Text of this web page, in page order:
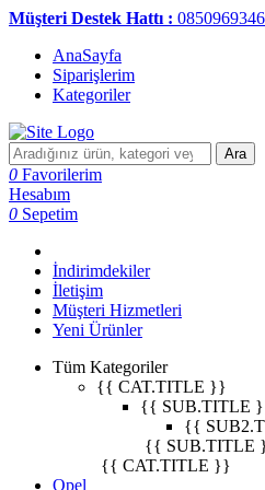
Müşteri Destek Hattı :
AnaSayfa
Siparişlerim
Kategoriler
Ara
0 Favorilerim
Hesabım
0 Sepetim
İndirimdekiler
İletişim
Müşteri Hizmetleri
Yeni Ürünler
Tüm Kategoriler
{{ CAT.TITLE }}
{{ SUB.TITLE
{{
{{ SUB.TITLE
{{ CAT.TITLE }}
Opel